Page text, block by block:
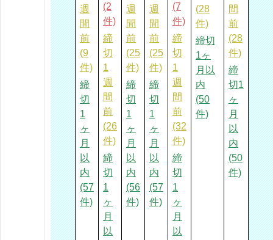
週
間
前
(9
件)
締
切
1
ヶ
月
以
内
(57
件)
(2
件)
締
切
1
週
間
前
(26
件)
締
切
1
ヶ
月
以
週
間
前
(25
件)
締
切
1
ヶ
月
以
内
(56
件)
週
間
前
(25
件)
締
切
1
ヶ
月
以
内
(57
件)
(7
件)
締
切
1
週
間
前
(32
件)
締
切
1
ヶ
月
以
(28
件)
締切
1ヶ
月以
内
(50
件)
間
前
(28
件)
締
切1
ヶ
月
以
内
(50
件)